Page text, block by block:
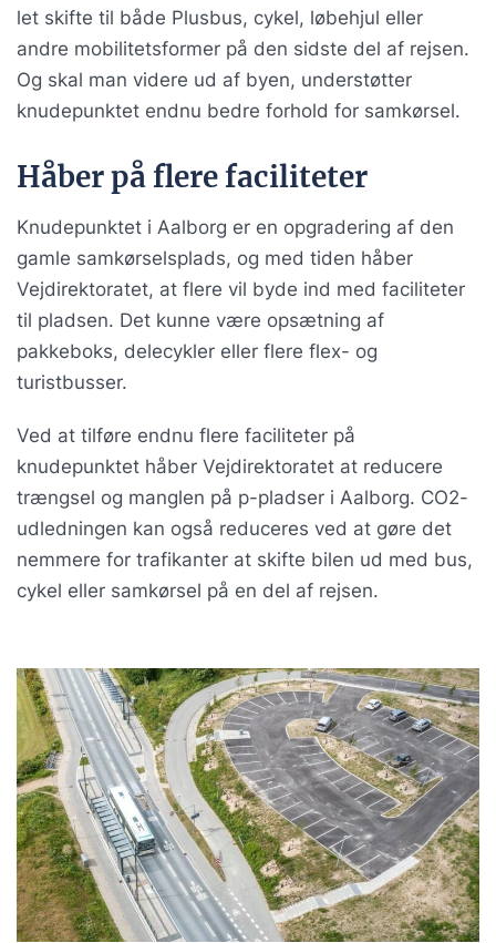
let skifte til både Plusbus, cykel, løbehjul eller
andre mobilitetsformer på den sidste del af rejsen.
Og skal man videre ud af byen, understøtter
knudepunktet endnu bedre forhold for samkørsel.
Håber på flere faciliteter
Knudepunktet i Aalborg er en opgradering af den
gamle samkørselsplads, og med tiden håber
Vejdirektoratet, at flere vil byde ind med faciliteter
til pladsen. Det kunne være opsætning af
pakkeboks, delecykler eller flere flex- og
turistbusser.
Ved at tilføre endnu flere faciliteter på
knudepunktet håber Vejdirektoratet at reducere
trængsel og manglen på p-pladser i Aalborg. CO2-
udledningen kan også reduceres ved at gøre det
nemmere for trafikanter at skifte bilen ud med bus,
cykel eller samkørsel på en del af rejsen.